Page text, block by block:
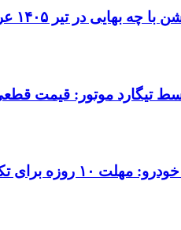
تیر ۱۴۰۵ عرضه می‌شود؟
برای تکمیل وجه